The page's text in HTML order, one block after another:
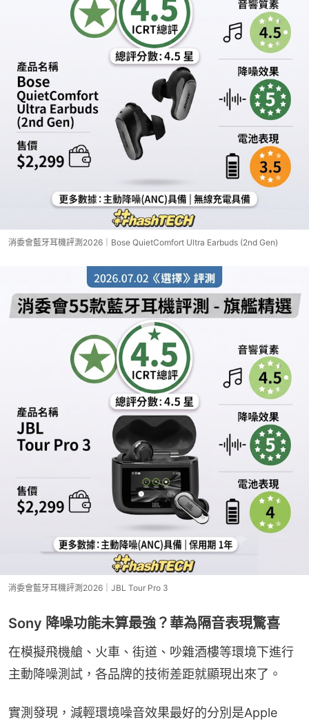
消委會藍牙耳機評測2026｜Bose QuietComfort Ultra Earbuds (2nd Gen)
消委會藍牙耳機評測2026｜JBL Tour Pro 3
Sony 降噪功能未算最強？華為隔音表現驚喜
在模擬飛機艙、火車、街道、吵雜酒樓等環境下進行
主動降噪測試，各品牌的技術差距就顯現出來了。
實測發現，減輕環境噪音效果最好的分別是Apple